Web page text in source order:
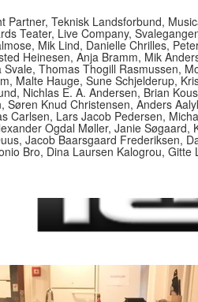
Partner, Teknisk Landsforbund,
Teater, Live Company,
Mik Lind, Danielle Chrilles,
Heinesen, Anja Bramm, Mik
Thomas Thogill Rasmussen,
Malte Hauge, Sune Schjelderup,
Nichlas E. A. Andersen, Brian
Søren Knud Christensen, Anders
Carlsen, Lars Jacob Pedersen,
Ogdal Møller, Janie Søgaard,
Jacob Baarsgaard Frederiksen,
Bro, Dina Laursen Kalogrou, Gitte